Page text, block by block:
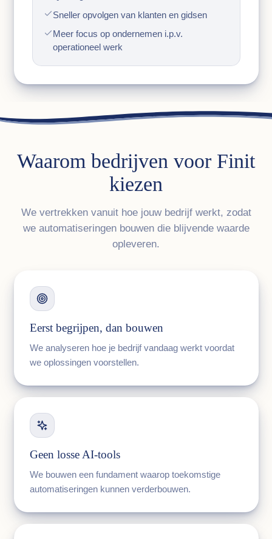
Sneller opvolgen van klanten en gidsen
Meer focus op ondernemen i.p.v.
operationeel werk
Waarom bedrijven voor Finit
kiezen
We vertrekken vanuit hoe jouw bedrijf werkt, zodat
we automatiseringen bouwen die blijvende waarde
opleveren.
Eerst begrijpen, dan bouwen
We analyseren hoe je bedrijf vandaag werkt voordat
we oplossingen voorstellen.
Geen losse AI-tools
We bouwen een fundament waarop toekomstige
automatiseringen kunnen verderbouwen.